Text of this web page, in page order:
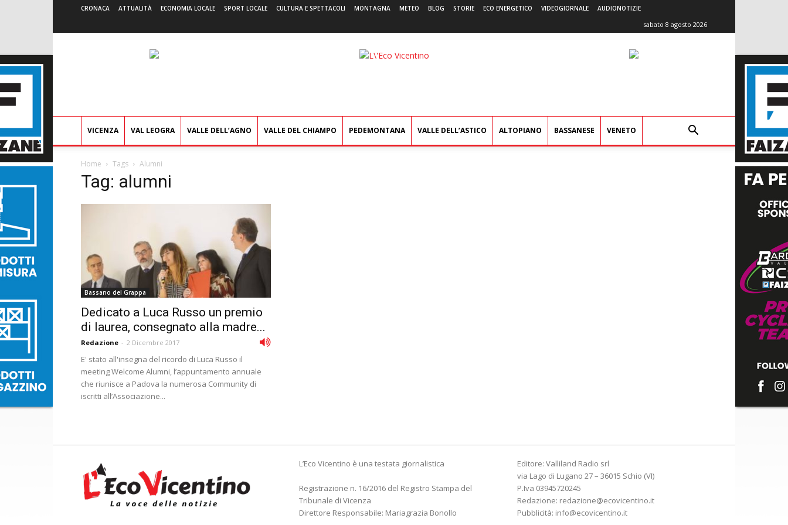
CRONACA ATTUALITÀ ECONOMIA LOCALE SPORT LOCALE CULTURA E SPETTACOLI MONTAGNA METEO BLOG STORIE ECO ENERGETICO VIDEOGIORNALE AUDIONOTIZIE
sabato 8 agosto 2026
L'Eco
VICENZA VAL LEOGRA VALLE DELL’AGNO VALLE DEL CHIAMPO PEDEMONTANA VALLE DELL’ASTICO ALTOPIANO BASSANESE VENETO
Home Tags Alumni
Tag: alumni
Bassano del Grappa
Dedicato a Luca Russo un premio
di laurea, consegnato alla madre...
Redazione - 2 Dicembre 2017
E' stato all'insegna del ricordo di Luca Russo il
meeting Welcome Alumni, l’appuntamento annuale
che riunisce a Padova la numerosa Community di
iscritti all’Associazione...
L’Eco Vicentino è una testata giornalistica
Registrazione n. 16/2016 del Registro Stampa del
Tribunale di Vicenza
Direttore Responsabile: Mariagrazia Bonollo
Editore: Valliland Radio srl
via Lago di Lugano 27 – 36015 Schio (VI)
P.Iva 03945720245
Redazione: redazione@ecovicentino.it
Pubblicità: info@ecovicentino.it